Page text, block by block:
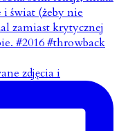
zdjęcia i